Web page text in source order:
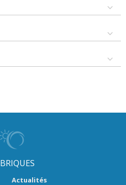
Actualités